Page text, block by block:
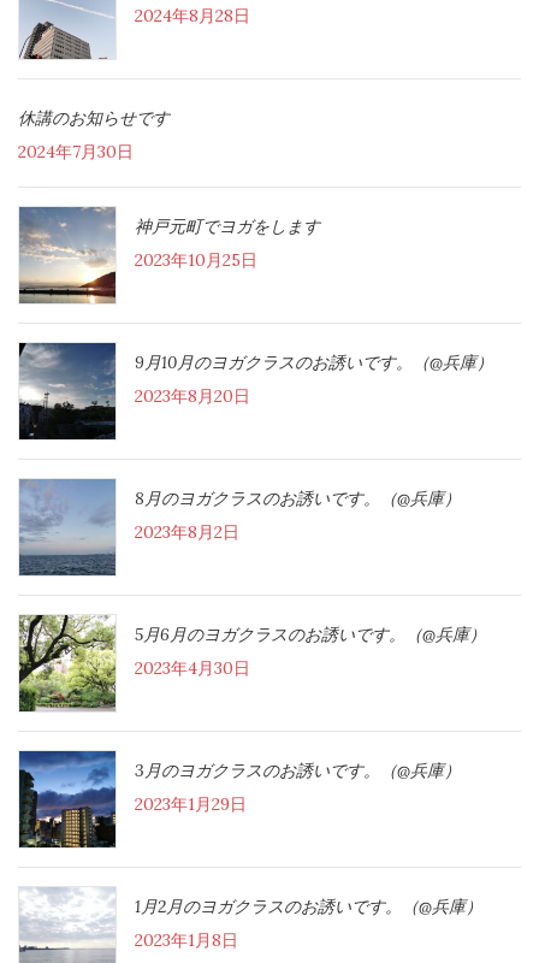
2024年8月28日
休講のお知らせです
2024年7月30日
神戸元町でヨガをします
2023年10月25日
9月10月のヨガクラスのお誘いです。（@兵庫）
2023年8月20日
8月のヨガクラスのお誘いです。（@兵庫）
2023年8月2日
5月6月のヨガクラスのお誘いです。（@兵庫）
2023年4月30日
3月のヨガクラスのお誘いです。（@兵庫）
2023年1月29日
1月2月のヨガクラスのお誘いです。（@兵庫）
2023年1月8日